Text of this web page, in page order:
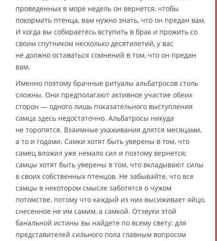
проведенных в море недель он вернется, чтобы
покормить птенца, вам нужно знать, что он предан вам.
И когда вы собираетесь вступить в брак и прожить со
своим спутником несколько десятилетий, у вас
не должно оставаться сомнений в том, что он предан
вам.
Именно поэтому брачные ритуалы альбатросов столь
сложны. Они предполагают активное участие обеих
сторон — одного лишь показательного выступления
самца здесь недостаточно. Альбатросы никуда
не торопятся. Взаимные ухаживания длятся месяцами,
а то и годами. Самки хотят быть уверены в том, что
самец вложил уже немало сил и поэтому вернется;
самцы хотят быть уверены в том, что вкладывают силы
в своих собственных птенцов. Не забывайте, что все
самцы в некотором смысле заботятся о чужом
потомстве, потому что каждый из них высиживает яйцо,
снесенное не им самим, а самкой. Отзвуки этой
банальной истины вы найдете по всему свету: для
представителей сильного пола главным вопросом